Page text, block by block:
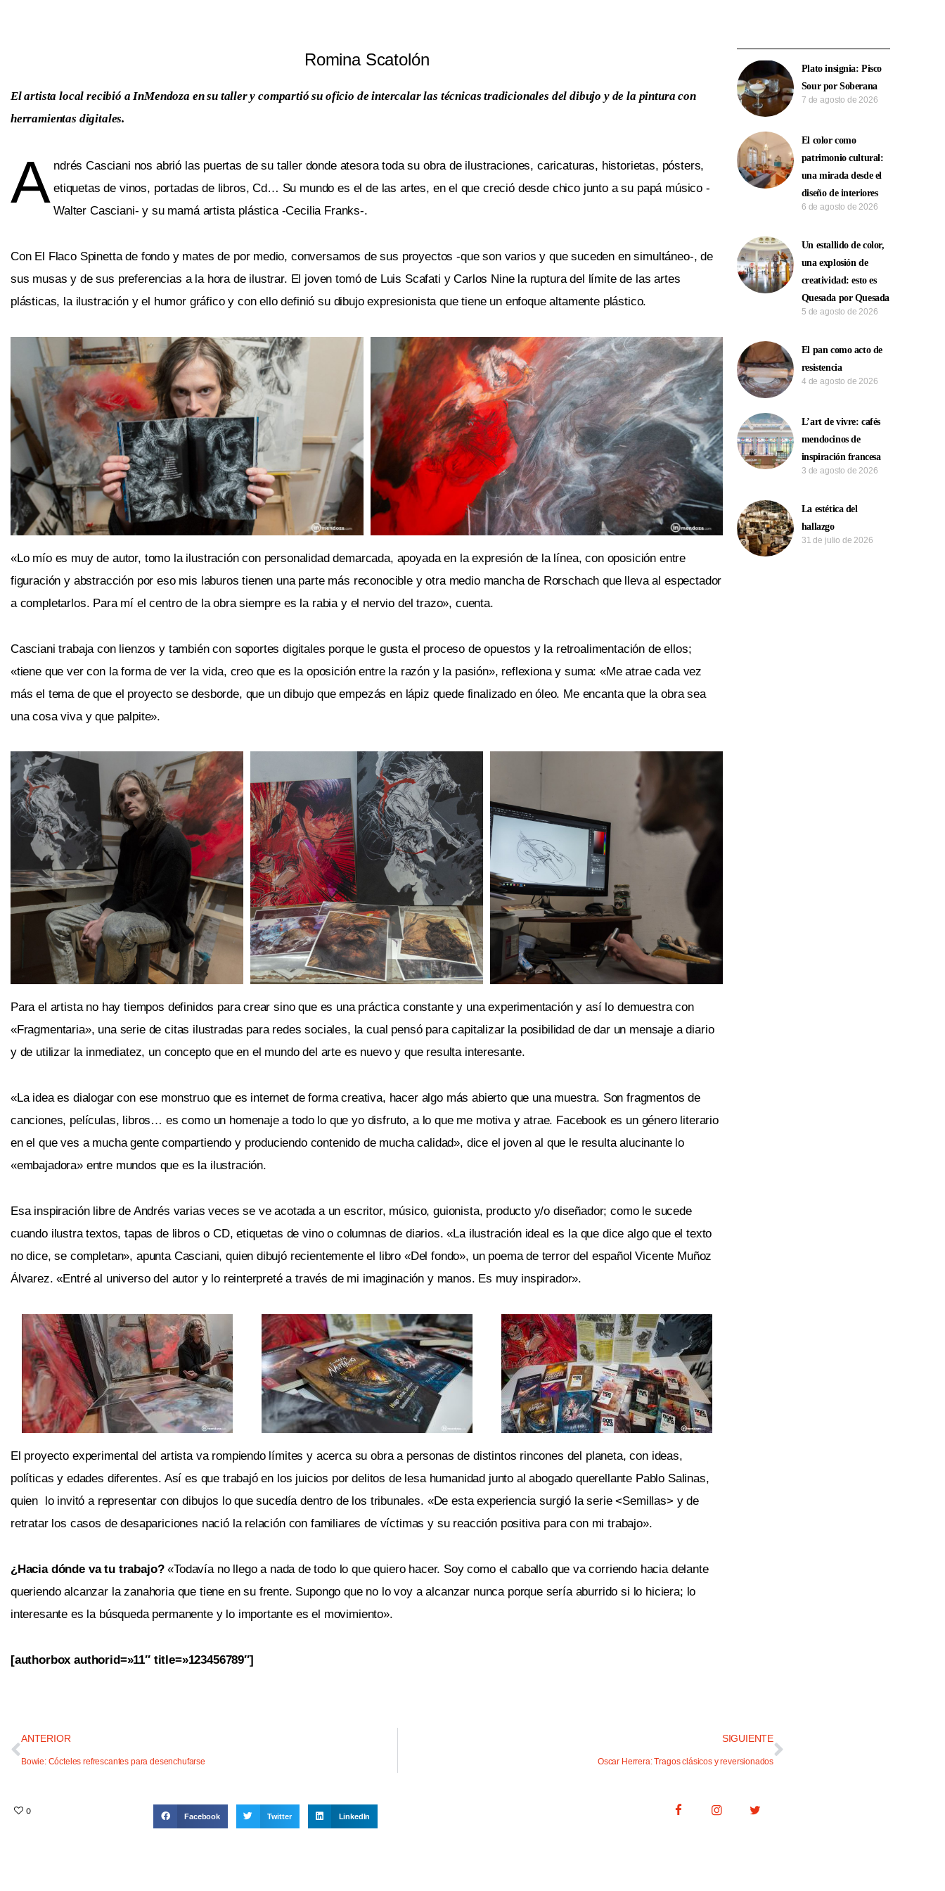
Romina Scatolón
El artista local recibió a InMendoza en su taller y compartió su oficio de intercalar las técnicas tradicionales del dibujo y de la pintura con
herramientas digitales.
A ndrés Casciani nos abrió las puertas de su taller donde atesora toda su obra de ilustraciones, caricaturas, historietas, pósters,
etiquetas de vinos, portadas de libros, Cd… Su mundo es el de las artes, en el que creció desde chico junto a su papá músico -
Walter Casciani- y su mamá artista plástica -Cecilia Franks-.
Con El Flaco Spinetta de fondo y mates de por medio, conversamos de sus proyectos -que son varios y que suceden en simultáneo-, de
sus musas y de sus preferencias a la hora de ilustrar. El joven tomó de Luis Scafati y Carlos Nine la ruptura del límite de las artes
plásticas, la ilustración y el humor gráfico y con ello definió su dibujo expresionista que tiene un enfoque altamente plástico.
«Lo mío es muy de autor, tomo la ilustración con personalidad demarcada, apoyada en la expresión de la línea, con oposición entre
figuración y abstracción por eso mis laburos tienen una parte más reconocible y otra medio mancha de Rorschach que lleva al espectador
a completarlos. Para mí el centro de la obra siempre es la rabia y el nervio del trazo», cuenta.
Casciani trabaja con lienzos y también con soportes digitales porque le gusta el proceso de opuestos y la retroalimentación de ellos;
«tiene que ver con la forma de ver la vida, creo que es la oposición entre la razón y la pasión», reflexiona y suma: «Me atrae cada vez
más el tema de que el proyecto se desborde, que un dibujo que empezás en lápiz quede finalizado en óleo. Me encanta que la obra sea
una cosa viva y que palpite».
Para el artista no hay tiempos definidos para crear sino que es una práctica constante y una experimentación y así lo demuestra con
«Fragmentaria», una serie de citas ilustradas para redes sociales, la cual pensó para capitalizar la posibilidad de dar un mensaje a diario
y de utilizar la inmediatez, un concepto que en el mundo del arte es nuevo y que resulta interesante.
«La idea es dialogar con ese monstruo que es internet de forma creativa, hacer algo más abierto que una muestra. Son fragmentos de
canciones, películas, libros… es como un homenaje a todo lo que yo disfruto, a lo que me motiva y atrae. Facebook es un género literario
en el que ves a mucha gente compartiendo y produciendo contenido de mucha calidad», dice el joven al que le resulta alucinante lo
«embajadora» entre mundos que es la ilustración.
Esa inspiración libre de Andrés varias veces se ve acotada a un escritor, músico, guionista, producto y/o diseñador; como le sucede
cuando ilustra textos, tapas de libros o CD, etiquetas de vino o columnas de diarios. «La ilustración ideal es la que dice algo que el texto
no dice, se completan», apunta Casciani, quien dibujó recientemente el libro «Del fondo», un poema de terror del español Vicente Muñoz
Álvarez. «Entré al universo del autor y lo reinterpreté a través de mi imaginación y manos. Es muy inspirador».
El proyecto experimental del artista va rompiendo límites y acerca su obra a personas de distintos rincones del planeta, con ideas,
políticas y edades diferentes. Así es que trabajó en los juicios por delitos de lesa humanidad junto al abogado querellante Pablo Salinas,
quien lo invitó a representar con dibujos lo que sucedía dentro de los tribunales. «De esta experiencia surgió la serie<Semillas>y de
retratar los casos de desapariciones nació la relación con familiares de víctimas y su reacción positiva para con mi trabajo».
¿Hacia dónde va tu trabajo?«Todavía no llego a nada de todo lo que quiero hacer. Soy como el caballo que va corriendo hacia delante
queriendo alcanzar la zanahoria que tiene en su frente. Supongo que no lo voy a alcanzar nunca porque sería aburrido si lo hiciera; lo
interesante es la búsqueda permanente y lo importante es el movimiento».
[authorbox authorid=»11″ title=»123456789″]
Plato insignia: Pisco
Sour por Soberana
7 de agosto de 2026
El color como
patrimonio cultural:
una mirada desde el
diseño de interiores
6 de agosto de 2026
Un estallido de color,
una explosión de
creatividad: esto es
Quesada por Quesada
5 de agosto de 2026
El pan como acto de
resistencia
4 de agosto de 2026
L’art de vivre: cafés
mendocinos de
inspiración francesa
3 de agosto de 2026
La estética del
hallazgo
31 de julio de 2026
ANTERIOR
Bowie: Cócteles refrescantes para desenchufarse
SIGUIENTE
Oscar Herrera: Tragos clásicos y reversionados
0
Facebook Twitter LinkedIn